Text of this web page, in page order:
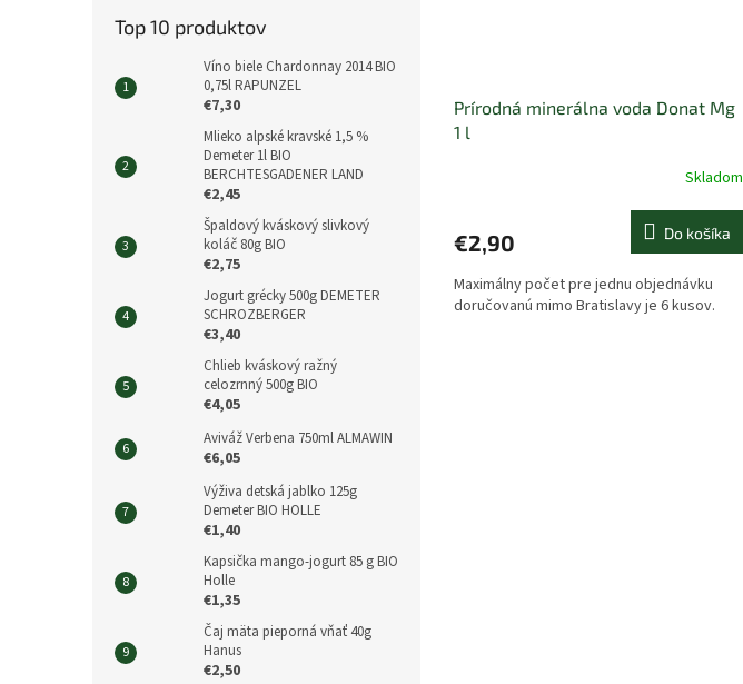
Top 10 produktov
Víno biele Chardonnay 2014 BIO
0,75l RAPUNZEL
€7,30
Mlieko alpské kravské 1,5 %
Demeter 1l BIO
BERCHTESGADENER LAND
€2,45
Špaldový kváskový slivkový
koláč 80g BIO
€2,75
Jogurt grécky 500g DEMETER
SCHROZBERGER
€3,40
Chlieb kváskový ražný
celozrnný 500g BIO
€4,05
Aviváž Verbena 750ml ALMAWIN
€6,05
Výživa detská jablko 125g
Demeter BIO HOLLE
€1,40
Kapsička mango-jogurt 85 g BIO
Holle
€1,35
Čaj mäta pieporná vňať 40g
Hanus
€2,50
Prírodná minerálna voda Donat Mg
1 l
Skladom
€2,90 Do košíka
Maximálny počet pre jednu objednávku
doručovanú mimo Bratislavy je 6 kusov.